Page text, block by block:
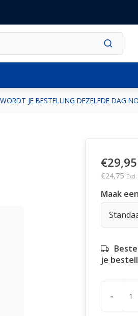
JE BESTELLING DEZELFDE DAG
€29,95
€24,75
Maak
je
-